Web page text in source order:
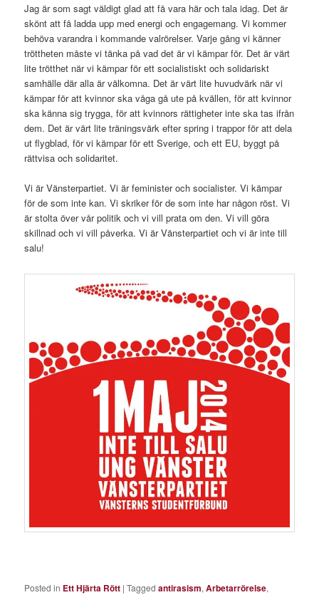
Jag är som sagt väldigt glad att få vara här och tala idag. Det är
skönt att få ladda upp med energi och engagemang. Vi kommer
behöva varandra i kommande valrörelser. Varje gång vi känner
tröttheten måste vi tänka på vad det är vi kämpar för. Det är värt
lite trötthet när vi kämpar för ett socialistiskt och solidariskt
samhälle där alla är välkomna. Det är värt lite huvudvärk när vi
kämpar för att kvinnor ska våga gå ute på kvällen, för att kvinnor
ska känna sig trygga, för att kvinnors rättigheter inte ska tas ifrån
dem. Det är värt lite träningsvärk efter spring i trappor för att dela
ut flygblad, för vi kämpar för ett Sverige, och ett EU, byggt på
rättvisa och solidaritet.
Vi är Vänsterpartiet. Vi är feminister och socialister. Vi kämpar
för de som inte kan. Vi skriker för de som inte har någon röst. Vi
är stolta över vår politik och vi vill prata om den. Vi vill göra
skillnad och vi vill påverka. Vi är Vänsterpartiet och vi är inte till
salu!
Posted in Ett Hjärta Rött |Tagged antirasism,Arbetarrörelse,